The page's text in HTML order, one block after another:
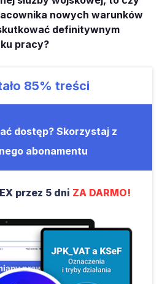
nowych warunków
definitywnym
pracy?
85% treści
dostęp? Skorzystaj z
abonamentu
przez 5 dni ZA DARMO!